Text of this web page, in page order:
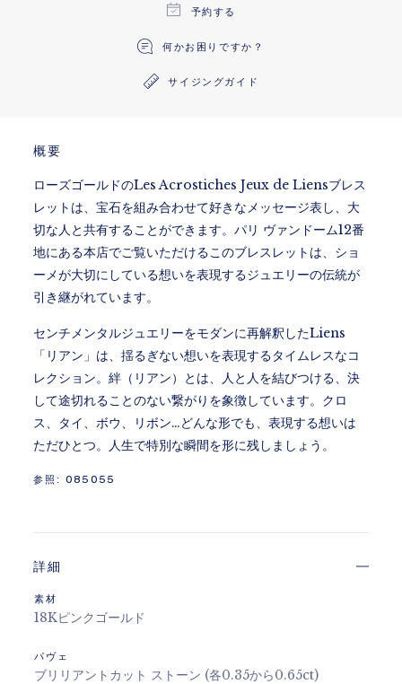
予約する
何かお困りですか？
サイジングガイド
概要
ローズゴールドのLes Acrostiches Jeux de Liensブレス
レットは、宝石を組み合わせて好きなメッセージ表し、大
切な人と共有することができます。パリ ヴァンドーム12番
地にある本店でご覧いただけるこのブレスレットは、ショ
ーメが大切にしている想いを表現するジュエリーの伝統が
引き継がれています。
センチメンタルジュエリーをモダンに再解釈したLiens
「リアン」は、揺るぎない想いを表現するタイムレスなコ
レクション。絆（リアン）とは、人と人を結びつける、決
して途切れることのない繋がりを象徴しています。クロ
ス、タイ、ボウ、リボン…どんな形でも、表現する想いは
ただひとつ。人生で特別な瞬間を形に残しましょう。
参照: 085055
詳細
素材
18Kピンクゴールド
パヴェ
ブリリアントカット ストーン (各0.35から0.65ct)